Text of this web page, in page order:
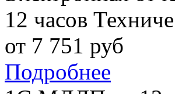
12 часов
от 7 751 руб
Подробнее